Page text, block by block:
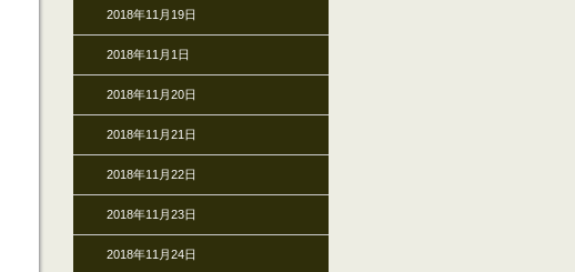
2018年11月19日
2018年11月1日
2018年11月20日
2018年11月21日
2018年11月22日
2018年11月23日
2018年11月24日